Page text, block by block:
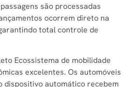
são processadas
ocorrem direto na
total controle de
Ecossistema de mobilidade
excelentes. Os automóveis
dispositivo automático recebem